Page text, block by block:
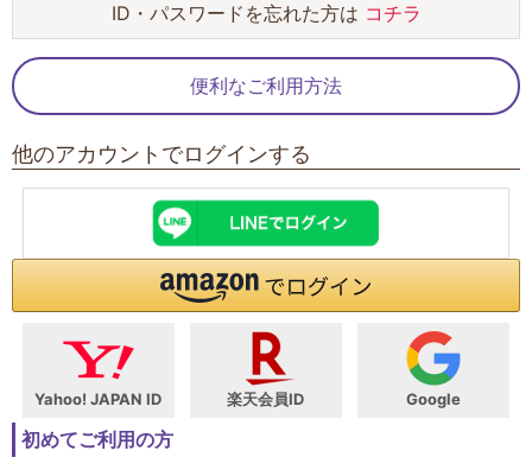
ID・パスワードを忘れた方は コチラ
便利なご利用方法
他のアカウントでログインする
Yahoo! JAPAN ID 楽天会員ID Google
初めてご利用の方